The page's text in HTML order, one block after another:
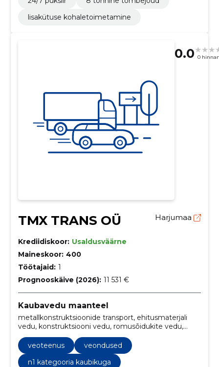
lisakütuse kohaletoimetamine
0.0 0
TMX TRANS OÜ Harjumaa
Krediidiskoor: Usaldusväärne
Maineskoor: 400
Töötajaid: 1
Prognooskäive (2026): 11 531 €
Kaubavedu maanteel
metallkonstruktsioonide transport, ehitusmaterjali
vedu, konstruktsiooni vedu, romusõidukite vedu,
express kaubavedu, kivimaterjalide transport,
puiduvedu, rahvusvaheline kaubavedu, erivedude
korraldamine, kiirveod ja kullerteenused
veoteenus
veondused
n1 kategooria kaubikuga